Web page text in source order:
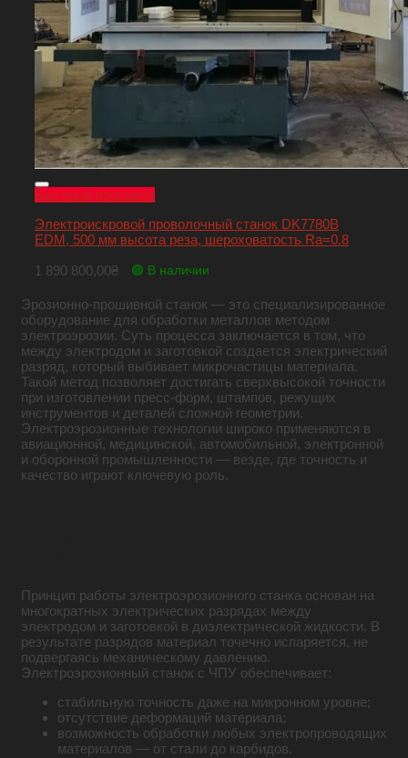
Быстрый просмотр
Электроискровой проволочный станок DK7780B
EDM, 500 мм высота реза, шероховатость Ra=0.8
1 890 800,00₴ 🟢 В наличии
Эрозионно-прошивной станок — это специализированное
оборудование для обработки металлов методом
электроэрозии. Суть процесса заключается в том, что
между электродом и заготовкой создается электрический
разряд, который выбивает микрочастицы материала.
Такой метод позволяет достигать сверхвысокой точности
при изготовлении пресс-форм, штампов, режущих
инструментов и деталей сложной геометрии.
Электроэрозионные технологии широко применяются в
авиационной, медицинской, автомобильной, электронной
и оборонной промышленности — везде, где точность и
качество играют ключевую роль.
Принцип работы электроэрозионного станка основан на
многократных электрических разрядах между
электродом и заготовкой в диэлектрической жидкости. В
результате разрядов материал точечно испаряется, не
подвергаясь механическому давлению.
Электроэрозионный станок с ЧПУ обеспечивает:
стабильную точность даже на микронном уровне;
отсутствие деформаций материала;
возможность обработки любых электропроводящих
материалов — от стали до карбидов.